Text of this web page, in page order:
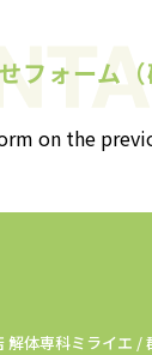
フォーム（
on the
解体専科ミライエ /